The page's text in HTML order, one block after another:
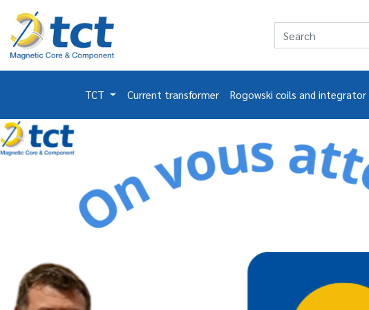
TCT Current transformer Rogowski coils and integrator